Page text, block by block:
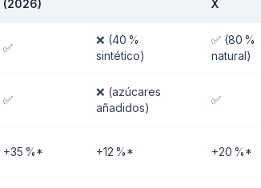
(2026)
X
✅
❌ (40 %
sintético)
✅ (80 %
natural)
✅
❌ (azúcares
añadidos)
✅
+35 %* +12 %* +20 %*